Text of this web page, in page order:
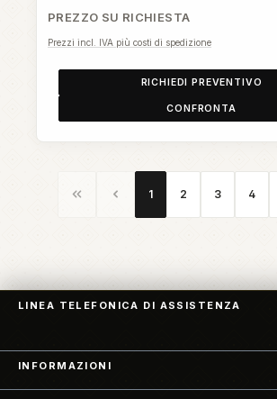
PREZZO SU RICHIESTA
Prezzi incl. IVA più costi di spedizione
RICHIEDI PREVENTIVO
CONFRONTA
Pagina
1 Pagina
2 Pagina
3 Pagina
4
LINEA TELEFONICA DI ASSISTENZA
INFORMAZIONI